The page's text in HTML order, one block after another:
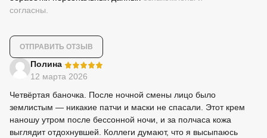
согласны.
Полина
12 марта 2026
Четвёртая баночка. После ночной смены лицо было
землистым — никакие патчи и маски не спасали. Этот крем
наношу утром после бессонной ночи, и за полчаса кожа
выглядит отдохнувшей. Коллеги думают, что я высыпаюсь